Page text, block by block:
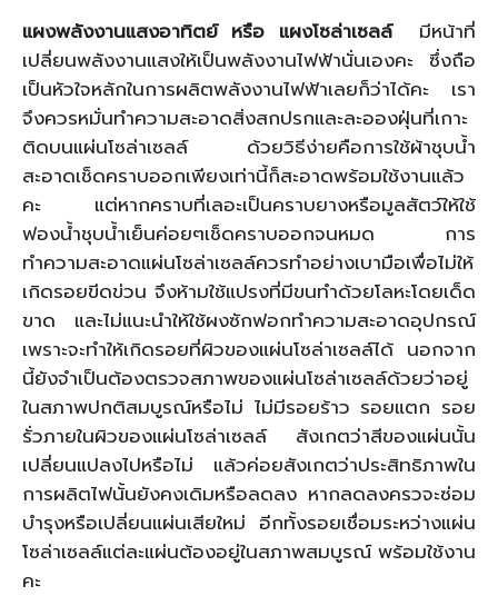
แผงพลังงานแสงอาทิตย์ หรือ แผงโซล่าเซลล์มีหน้าที่
เปลี่ยนพลังงานแสงให้เป็นพลังงานไฟฟ้านั่นเองคะ ซึ่งถือ
เป็นหัวใจหลักในการผลิตพลังงานไฟฟ้าเลยก็ว่าได้คะ เรา
จึงควรหมั่นทำความสะอาดสิ่งสกปรกและละอองฝุ่นที่เกาะ
ติดบนแผ่นโซล่าเซลล์ ด้วยวิธีง่ายคือการใช้ผ้าชุบน้ำ
สะอาดเช็ดคราบออกเพียงเท่านี้ก็สะอาดพร้อมใช้งานแล้ว
คะ แต่หากคราบที่เลอะเป็นคราบยางหรือมูลสัตว์ให้ใช้
ฟองน้ำชุบน้ำเย็นค่อยๆเช็ดคราบออกจนหมด การ
ทำความสะอาดแผ่นโซล่าเซลล์ควรทำอย่างเบามือเพื่อไม่ให้
เกิดรอยขีดข่วน จึงห้ามใช้แปรงที่มีขนทำด้วยโลหะโดยเด็ด
ขาด และไม่แนะนำให้ใช้ผงซักฟอกทำความสะอาดอุปกรณ์
เพราะจะทำให้เกิดรอยที่ผิวของแผ่นโซล่าเซลล์ได้ นอกจาก
นี้ยังจำเป็นต้องตรวจสภาพของแผ่นโซล่าเซลล์ด้วยว่าอยู่
ในสภาพปกติสมบูรณ์หรือไม่ ไม่มีรอยร้าว รอยแตก รอย
รั่วภายในผิวของแผ่นโซล่าเซลล์ สังเกตว่าสีของแผ่นนั้น
เปลี่ยนแปลงไปหรือไม่ แล้วค่อยสังเกตว่าประสิทธิภาพใน
การผลิตไฟนั้นยังคงเดิมหรือลดลง หากลดลงครวจะซ่อม
บำรุงหรือเปลี่ยนแผ่นเสียใหม่ อีกทั้งรอยเชื่อมระหว่างแผ่น
โซล่าเซลล์แต่ละแผ่นต้องอยู่ในสภาพสมบูรณ์ พร้อมใช้งาน
คะ